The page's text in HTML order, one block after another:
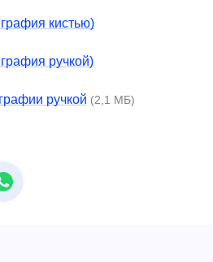
кистью)
ручкой)
ручкой (2,1 МБ)